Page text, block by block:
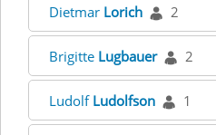
Dietmar Lorich 2
Brigitte Lugbauer 2
Ludolf Ludolfson 1